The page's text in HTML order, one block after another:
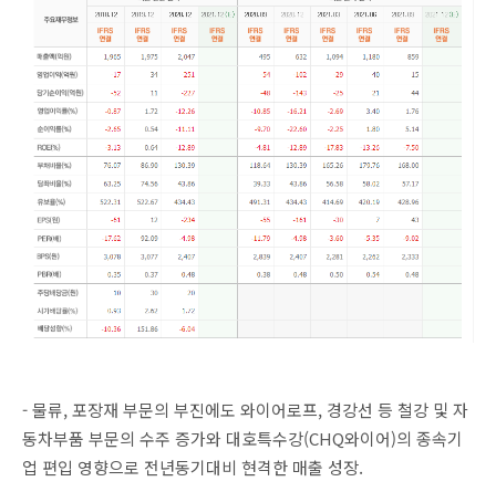
- 물류, 포장재 부문의 부진에도 와이어로프, 경강선 등 철강 및 자
동차부품 부문의 수주 증가와 대호특수강(CHQ와이어)의 종속기
업 편입 영향으로 전년동기대비 현격한 매출 성장.